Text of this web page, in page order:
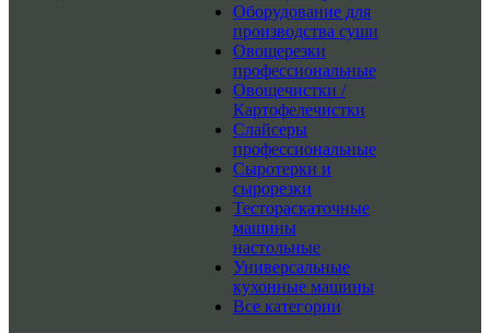
Оборудование для
производства суши
Овощерезки
профессиональные
Овощечистки /
Картофелечистки
Слайсеры
профессиональные
Сыротерки и
сырорезки
Тестораскаточные
машины
настольные
Универсальные
кухонные машины
Все категории